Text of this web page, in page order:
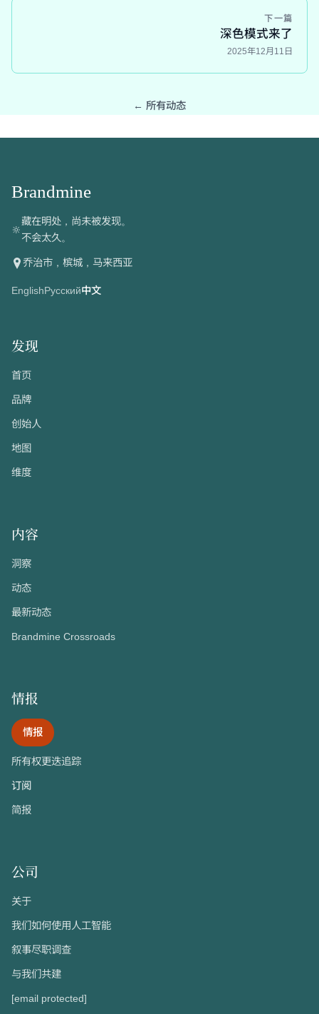
下一篇
深色模式来了
2025年12月11日
← 所有动态
Brandmine
🔆
藏在明处，尚未被发现。
不会太久。
乔治市，槟城，马来西亚
EnglishРусский中文
发现
首页
品牌
创始人
地图
维度
内容
洞察
动态
最新动态
Brandmine Crossroads
情报
情报
所有权更迭追踪
订阅
简报
公司
关于
我们如何使用人工智能
叙事尽职调查
与我们共建
[email protected]